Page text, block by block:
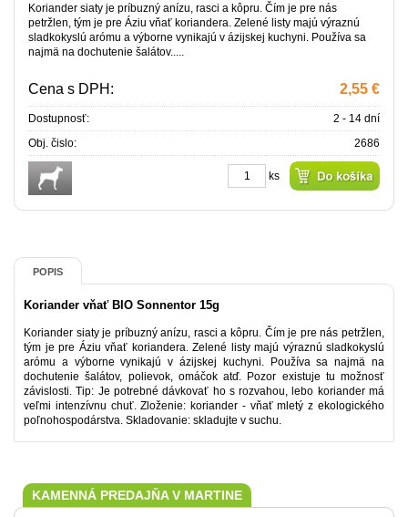
Koriander siaty je príbuzný anízu, rasci a kôpru. Čím je pre nás
petržlen, tým je pre Áziu vňať koriandera. Zelené listy majú výraznú
sladkokyslú arómu a výborne vynikajú v ázijskej kuchyni. Používa sa
najmä na dochutenie šalátov.....
Cena s DPH: 2,55 €
Dostupnosť:
2 - 14 dní
Obj. čislo:
2686
ks
POPIS
Koriander vňať BIO Sonnentor 15g
Koriander siaty je príbuzný anízu, rasci a kôpru. Čím je pre nás petržlen,
tým je pre Áziu vňať koriandera. Zelené listy majú výraznú sladkokyslú
arómu a výborne vynikajú v ázijskej kuchyni. Používa sa najmä na
dochutenie šalátov, polievok, omáčok atď. Pozor existuje tu možnosť
závislosti. Tip: Je potrebné dávkovať ho s rozvahou, lebo koriander má
veľmi intenzívnu chuť. Zloženie: koriander - vňať mletý z ekologického
poľnohospodárstva. Skladovanie: skladujte v suchu.
KAMENNÁ PREDAJŇA V MARTINE